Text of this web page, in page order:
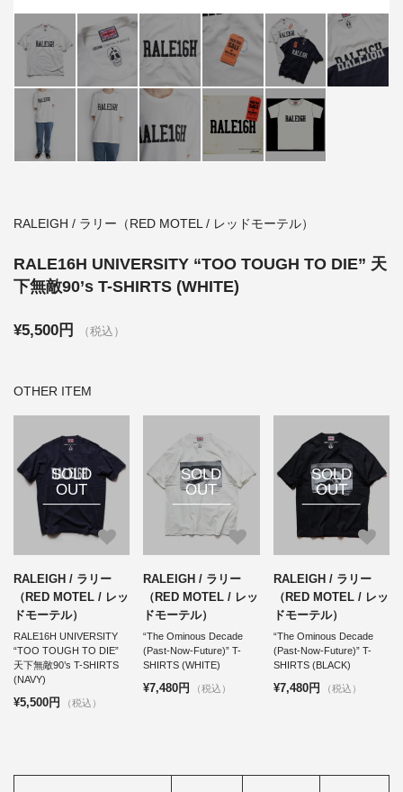
RALEIGH / ラリー（RED MOTEL / レッドモーテル）
RALE16H UNIVERSITY “TOO TOUGH TO DIE” 天
下無敵90’s T-SHIRTS (WHITE)
¥5,500円 （税込）
OTHER ITEM
SOLD
OUT
RALEIGH / ラリー
（RED MOTEL / レッ
ドモーテル）
RALE16H UNIVERSITY
“TOO TOUGH TO DIE”
天下無敵90’s T-SHIRTS
(NAVY)
¥5,500円 （税込）
SOLD
OUT
RALEIGH / ラリー
（RED MOTEL / レッ
ドモーテル）
“The Ominous Decade
(Past-Now-Future)” T-
SHIRTS (WHITE)
¥7,480円 （税込）
SOLD
OUT
RALEIGH / ラリー
（RED MOTEL / レッ
ドモーテル）
“The Ominous Decade
(Past-Now-Future)” T-
SHIRTS (BLACK)
¥7,480円 （税込）